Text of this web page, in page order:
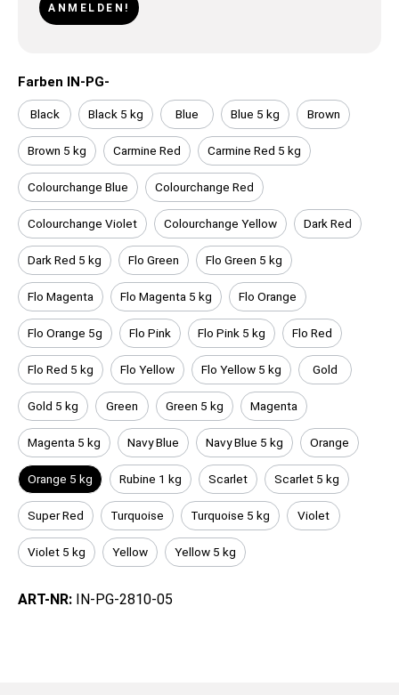
ANMELDEN!
Farben IN-PG-
Black Black 5 kg Blue Blue 5 kg Brown
Brown 5 kg Carmine Red Carmine Red 5 kg
Colourchange Blue Colourchange Red
Colourchange Violet Colourchange Yellow Dark Red
Dark Red 5 kg Flo Green Flo Green 5 kg
Flo Magenta Flo Magenta 5 kg Flo Orange
Flo Orange 5g Flo Pink Flo Pink 5 kg Flo Red
Flo Red 5 kg Flo Yellow Flo Yellow 5 kg Gold
Gold 5 kg Green Green 5 kg Magenta
Magenta 5 kg Navy Blue Navy Blue 5 kg Orange
Orange 5 kg Rubine 1 kg Scarlet Scarlet 5 kg
Super Red Turquoise Turquoise 5 kg Violet
Violet 5 kg Yellow Yellow 5 kg
ART-NR: IN-PG-2810-05